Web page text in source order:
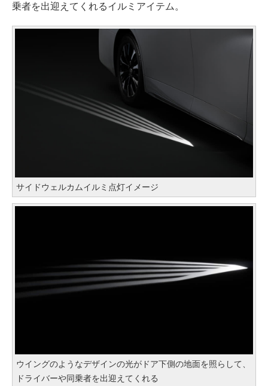
乗者を出迎えてくれるイルミアイテム。
サイドウェルカムイルミ点灯イメージ
ウイングのようなデザインの光がドア下側の地面を照らして、
ドライバーや同乗者を出迎えてくれる